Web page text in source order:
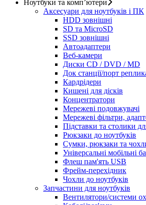
Ноутбуки та комп’ютери
Аксесуари для ноутбуків і ПК
HDD зовнішні
SD та MicroSD
SSD зовнішні
Автоадаптери
Веб-камери
Диски CD / DVD / MD
Док станції/порт
Кардрідери
Кишені для дісків
Концентратори
Мережеві подовжувачі
Мережеві фільтри,
Підставки та столики
Рюкзаки до ноутбуків
Сумки, рюкзаки та
Універсальні мобільні
Флеш пам'ять USB
Фрейм-перехідник
Чохли до ноутбуків
Запчастини для ноутбуків
Вентилятори/системи